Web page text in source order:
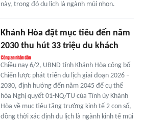
này, trong đó du lịch là ngành mũi nhọn.
Khánh Hòa đặt mục tiêu đến năm
2030 thu hút 33 triệu du khách
Chiều nay 6/2, UBND tỉnh Khánh Hòa công bố
Chiến lược phát triển du lịch giai đoạn 2026 –
2030, định hướng đến năm 2045 để cụ thể
hóa Nghị quyết 01-NQ/TU của Tỉnh ủy Khánh
Hòa về mục tiêu tăng trưởng kinh tế 2 con số,
đồng thời xác định du lịch là ngành kinh tế mũi